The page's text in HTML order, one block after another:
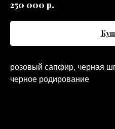
250 000 р.
розовый сапфир, черная
черное родирование